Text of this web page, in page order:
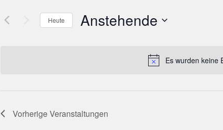
Es wurden keine
Ansichtennavigation
Schlüsselwort.
Heute Anstehende
VorherigeVeranstaltungen